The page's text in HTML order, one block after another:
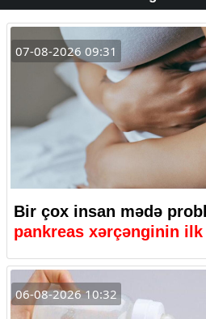
07-08-2026 09:31
Bir çox insan mədə
pankreas xərçənginin
06-08-2026 10:32